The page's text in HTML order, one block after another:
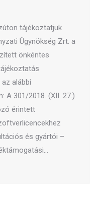
tájékoztatjuk
Ügynökség Zrt. a
önkéntes
alábbi
A 301/2018. (XII. 27.)
érintett
és gyártói –